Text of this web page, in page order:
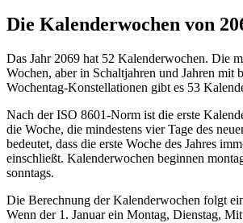
Die Kalenderwochen von
Das Jahr 2069 hat 52 Kalenderwochen. Die
Wochen, aber in Schaltjahren und Jahren mit
Wochentag-Konstellationen gibt es 53
Nach der ISO 8601-Norm ist die erste
die Woche, die mindestens vier Tage des
bedeutet, dass die erste Woche des Jahres
einschließt. Kalenderwochen beginnen
sonntags.
Die Berechnung der Kalenderwochen folgt
Wenn der 1. Januar ein Montag, Dienstag,